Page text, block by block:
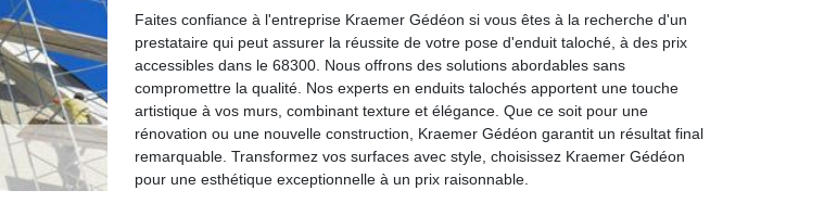
Faites confiance à l'entreprise Kraemer Gédéon si vous êtes à la recherche d'un
prestataire qui peut assurer la réussite de votre pose d'enduit taloché, à des prix
accessibles dans le 68300. Nous offrons des solutions abordables sans
compromettre la qualité. Nos experts en enduits talochés apportent une touche
artistique à vos murs, combinant texture et élégance. Que ce soit pour une
rénovation ou une nouvelle construction, Kraemer Gédéon garantit un résultat final
remarquable. Transformez vos surfaces avec style, choisissez Kraemer Gédéon
pour une esthétique exceptionnelle à un prix raisonnable.